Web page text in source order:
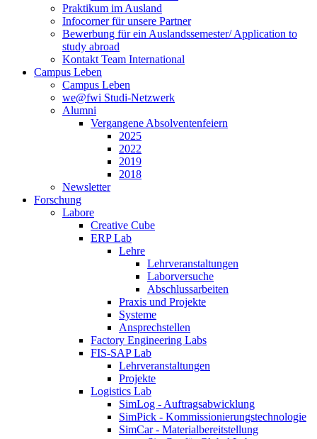
Praktikum im Ausland
Infocorner für unsere Partner
Bewerbung für ein Auslandssemester/ Application to
study abroad
Kontakt Team International
Campus Leben
Campus Leben
we@fwi Studi-Netzwerk
Alumni
Vergangene Absolventenfeiern
2025
2022
2019
2018
Newsletter
Forschung
Labore
Creative Cube
ERP Lab
Lehre
Lehrveranstaltungen
Laborversuche
Abschlussarbeiten
Praxis und Projekte
Systeme
Ansprechstellen
Factory Engineering Labs
FIS-SAP Lab
Lehrveranstaltungen
Projekte
Logistics Lab
SimLog - Auftragsabwicklung
SimPick - Kommissionierungstechnologie
SimCar - Materialbereitstellung